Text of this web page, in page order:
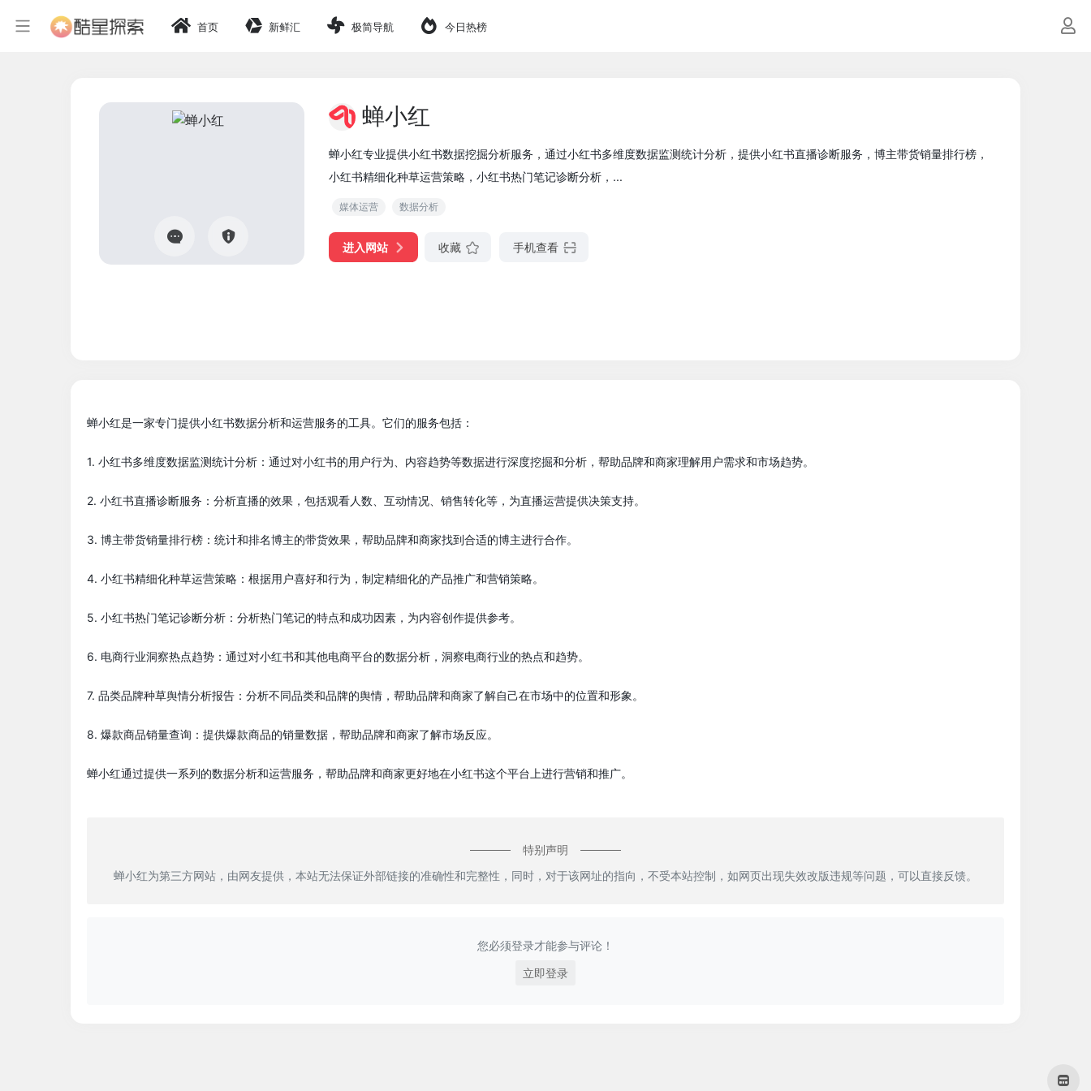
首页 新鲜汇 极简导航 今日热榜
蝉小红
蝉小红专业提供小红书数据挖掘分析服务，通过小红书多维度数据监测统计分析，提供小红书直播诊断服务，博主带货销量排行榜，
小红书精细化种草运营策略，小红书热门笔记诊断分析，...
媒体运营 数据分析
进入网站 收藏 手机查看
蝉小红是一家专门提供小红书数据分析和运营服务的工具。它们的服务包括：
1. 小红书多维度数据监测统计分析：通过对小红书的用户行为、内容趋势等数据进行深度挖掘和分析，帮助品牌和商家理解用户需求和市场趋势。
2. 小红书直播诊断服务：分析直播的效果，包括观看人数、互动情况、销售转化等，为直播运营提供决策支持。
3. 博主带货销量排行榜：统计和排名博主的带货效果，帮助品牌和商家找到合适的博主进行合作。
4. 小红书精细化种草运营策略：根据用户喜好和行为，制定精细化的产品推广和营销策略。
5. 小红书热门笔记诊断分析：分析热门笔记的特点和成功因素，为内容创作提供参考。
6. 电商行业洞察热点趋势：通过对小红书和其他电商平台的数据分析，洞察电商行业的热点和趋势。
7. 品类品牌种草舆情分析报告：分析不同品类和品牌的舆情，帮助品牌和商家了解自己在市场中的位置和形象。
8. 爆款商品销量查询：提供爆款商品的销量数据，帮助品牌和商家了解市场反应。
蝉小红通过提供一系列的数据分析和运营服务，帮助品牌和商家更好地在小红书这个平台上进行营销和推广。
特别声明
蝉小红为第三方网站，由网友提供，本站无法保证外部链接的准确性和完整性，同时，对于该网址的指向，不受本站控制，如网页出现失效改版违规等问题，可以直接反馈。
您必须登录才能参与评论！
立即登录